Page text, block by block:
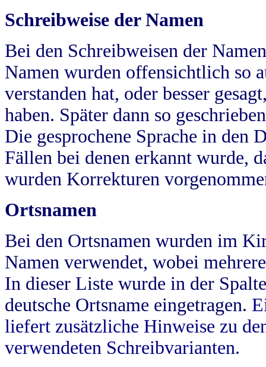
Schreibweise der Namen
Bei den Schreibweisen der
Namen wurden offensichtlich so
verstanden hat, oder besser
haben. Später dann so
Die gesprochene Sprache in
Fällen bei denen erkannt wurde,
wurden Korrekturen
Ortsnamen
Bei den Ortsnamen wurden im
Namen verwendet, wobei
In dieser Liste wurde in der
deutsche Ortsname eingetragen.
liefert zusätzliche Hinweise zu
verwendeten Schreibvarianten.